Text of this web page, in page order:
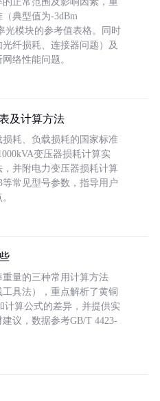
典型值为-3dBm
光模块的参考值表格。同时
纤损耗、连接器问题）及
络性能问题。
及计算方法
耗、负载损耗的国家标准
变压器损耗计算实
并附电力变压器损耗计算
等常见型号参数，指导用户
量的三种常用计算方法
工具法），重点解析了黄铜
计算公式的差异，并提供实
议，数据参考GB/T 4423-